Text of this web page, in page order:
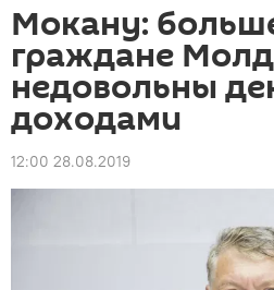
Мокану:
граждане
недовольны
доходами
12:00 28.08.2019